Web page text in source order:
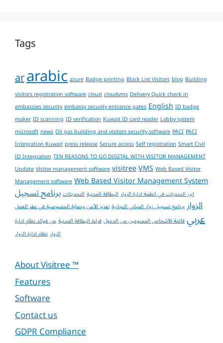
Tags
ararabicazureBadge printing Black List Visitorsblog Building
visitors registration softwarecloudcloudvmsDelivery Quick check in
embassies securityembassy security entrance gatesEnglishID badge
makerID scanning ID verificationKuwait ID card readerLobby system
microsoftnewsOil gas building and visitors security softwarePACIPACI
Integration Kuwaitpress releaseSecure accessSelf registrationSmart Civil
ID IntegrationTEN REASONS TO GO DIGITAL WITH VISITOR MANAGEMENT
UpdateVisitor management softwarevisitreeVMSWeb Based Visitor
Management softwareWeb Based Visitor Management System
ابرز التحديات في انظمة ادارة الزوارالبطاقة المدنيةالتحديثاتبرنامج تسجيل
الزواربرنامج تسجيل زوار المباني التجاريةتعزيز الأمن وحماية الخصوصية في مقر العمل
عربيقائمة الأشخاص الممنوعين من الدخولقراءة البطاقة المدنيةمن فوائد نظام ادارة
الزوارنظام ادارة الزوار
About Visitree ™
Features
Software
Contact us
GDPR Compliance